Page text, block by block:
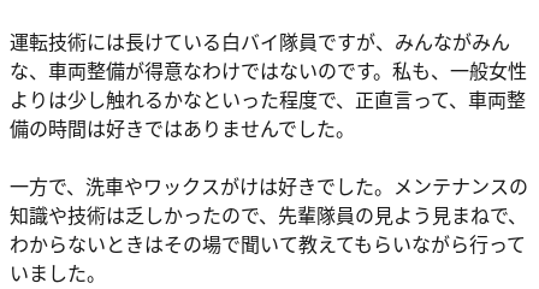
運転技術には長けている白バイ隊員ですが、みんながみん
な、車両整備が得意なわけではないのです。私も、一般女性
よりは少し触れるかなといった程度で、正直言って、車両整
備の時間は好きではありませんでした。
一方で、洗車やワックスがけは好きでした。メンテナンスの
知識や技術は乏しかったので、先輩隊員の見よう見まねで、
わからないときはその場で聞いて教えてもらいながら行って
いました。